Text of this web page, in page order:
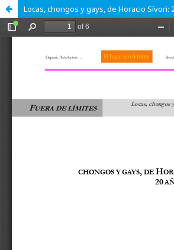
Locas, chongos y gays, de Horacio Sívori: